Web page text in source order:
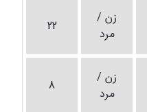
زن /
مرد
22
زن /
مرد
8